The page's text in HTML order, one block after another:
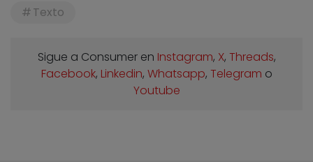
Texto
Sigue a Consumer en Instagram, X, Threads,
Facebook, Linkedin, Whatsapp, Telegram o
Youtube